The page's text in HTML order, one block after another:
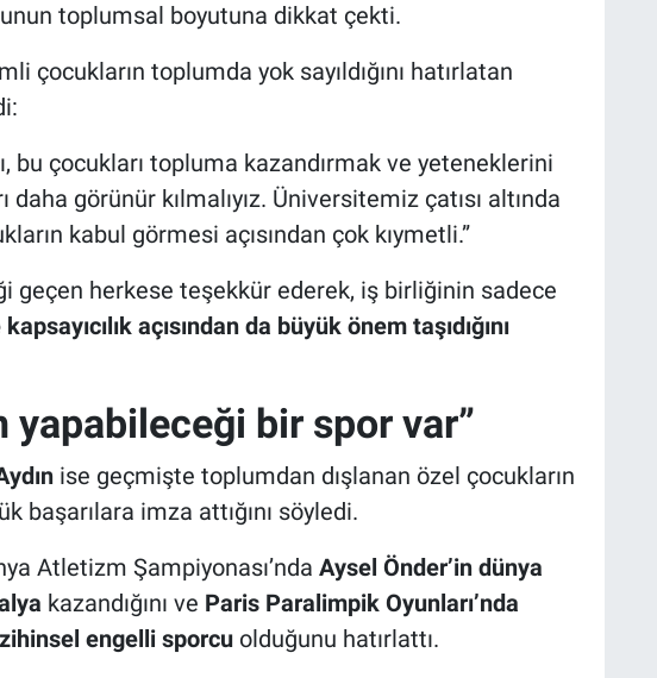
toplumsal boyutuna dikkat çekti.
çocukların toplumda yok sayıldığını hatırlatan
bu çocukları topluma kazandırmak ve yeteneklerini
daha görünür kılmalıyız. Üniversitemiz çatısı altında
kabul görmesi açısından çok kıymetli.”
geçen herkese teşekkür ederek, iş birliğinin sadece
açısından da büyük önem taşıdığını
yapabileceği bir spor var”
ise geçmişte toplumdan dışlanan özel çocukların
başarılara imza attığını söyledi.
Atletizm Şampiyonası’nda Aysel Önder’in dünya
kazandığını ve Paris Paralimpik Oyunları’nda
engelli sporcuolduğunu hatırlattı.